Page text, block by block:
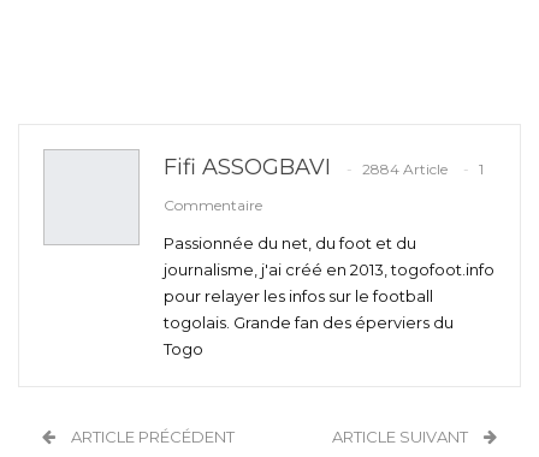
Fifi ASSOGBAVI 2884 Article
1
Commentaire
Passionnée du net, du foot et du
journalisme, j'ai créé en 2013, togofoot.info
pour relayer les infos sur le football
togolais. Grande fan des éperviers du
Togo
ARTICLE PRÉCÉDENT ARTICLE SUIVANT